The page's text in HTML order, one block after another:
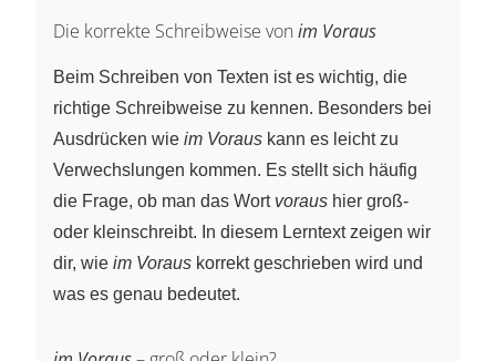
Die korrekte Schreibweise von im Voraus
Beim Schreiben von Texten ist es wichtig, die
richtige Schreibweise zu kennen. Besonders bei
Ausdrücken wie im Voraus kann es leicht zu
Verwechslungen kommen. Es stellt sich häufig
die Frage, ob man das Wort voraus hier groß-
oder kleinschreibt. In diesem Lerntext zeigen wir
dir, wie im Voraus korrekt geschrieben wird und
was es genau bedeutet.